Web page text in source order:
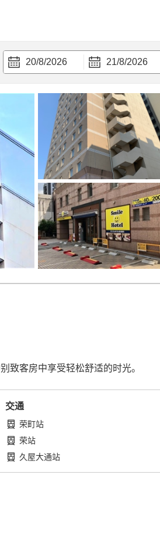
20/8/2026 21/8/2026
致客房中享受轻松舒适的时光。
交通
荣町站
荣站
久屋大通站